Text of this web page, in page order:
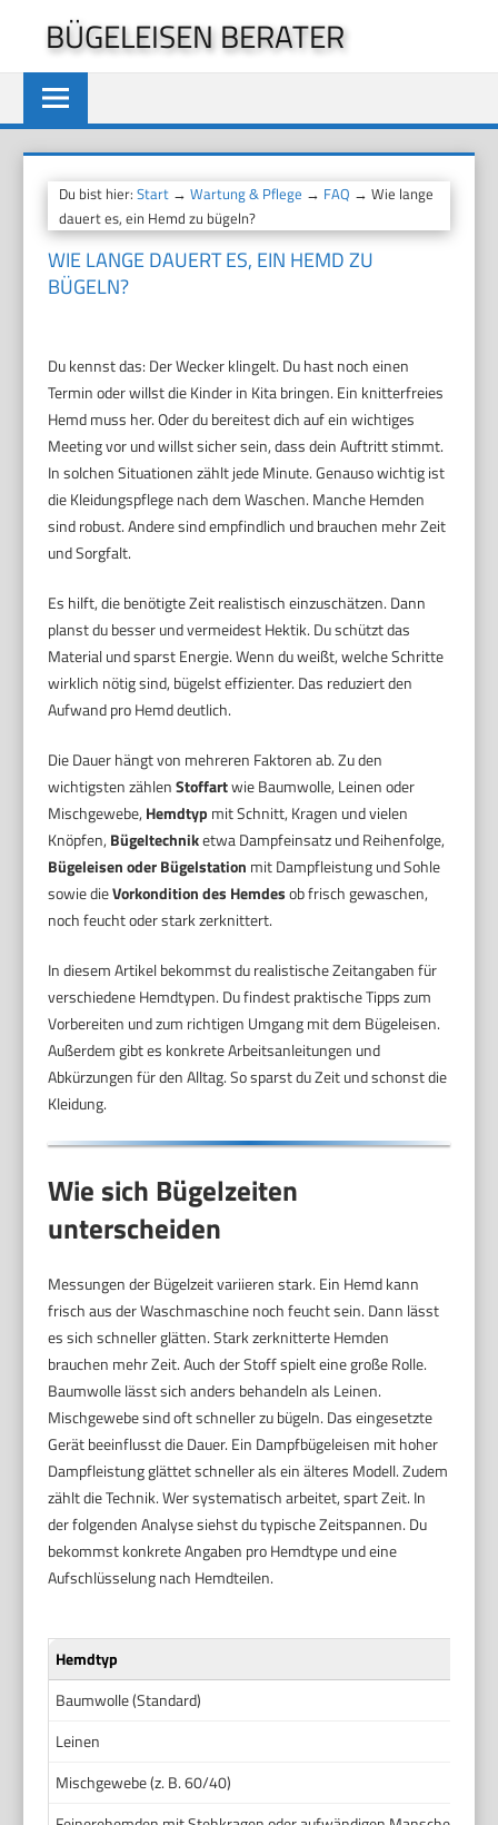
springen
BÜGELEISEN BERATER
Du bist hier:Start →Wartung & Pflege → FAQ → Wie lange
dauert es, ein Hemd zu bügeln?
WIE LANGE DAUERT ES, EIN HEMD ZU
BÜGELN?
Du kennst das: Der Wecker klingelt. Du hast noch einen
Termin oder willst die Kinder in Kita bringen. Ein knitterfreies
Hemd muss her. Oder du bereitest dich auf ein wichtiges
Meeting vor und willst sicher sein, dass dein Auftritt stimmt.
In solchen Situationen zählt jede Minute. Genauso wichtig ist
die Kleidungspflege nach dem Waschen. Manche Hemden
sind robust. Andere sind empfindlich und brauchen mehr Zeit
und Sorgfalt.
Es hilft, die benötigte Zeit realistisch einzuschätzen. Dann
planst du besser und vermeidest Hektik. Du schützt das
Material und sparst Energie. Wenn du weißt, welche Schritte
wirklich nötig sind, bügelst effizienter. Das reduziert den
Aufwand pro Hemd deutlich.
Die Dauer hängt von mehreren Faktoren ab. Zu den
wichtigsten zählenStoffartwie Baumwolle, Leinen oder
Mischgewebe, Hemdtyp mit Schnitt, Kragen und vielen
Knöpfen, Bügeltechniketwa Dampfeinsatz und Reihenfolge,
Bügeleisen oder Bügelstation mit Dampfleistung und Sohle
sowie dieVorkondition des Hemdesob frisch gewaschen,
noch feucht oder stark zerknittert.
In diesem Artikel bekommst du realistische Zeitangaben für
verschiedene Hemdtypen. Du findest praktische Tipps zum
Vorbereiten und zum richtigen Umgang mit dem Bügeleisen.
Außerdem gibt es konkrete Arbeitsanleitungen und
Abkürzungen für den Alltag. So sparst du Zeit und schonst die
Kleidung.
Wie sich Bügelzeiten
unterscheiden
Messungen der Bügelzeit variieren stark. Ein Hemd kann
frisch aus der Waschmaschine noch feucht sein. Dann lässt
es sich schneller glätten. Stark zerknitterte Hemden
brauchen mehr Zeit. Auch der Stoff spielt eine große Rolle.
Baumwolle lässt sich anders behandeln als Leinen.
Mischgewebe sind oft schneller zu bügeln. Das eingesetzte
Gerät beeinflusst die Dauer. Ein Dampfbügeleisen mit hoher
Dampfleistung glättet schneller als ein älteres Modell. Zudem
zählt die Technik. Wer systematisch arbeitet, spart Zeit. In
der folgenden Analyse siehst du typische Zeitspannen. Du
bekommst konkrete Angaben pro Hemdtype und eine
Aufschlüsselung nach Hemdteilen.
Hemdtyp
Baumwolle (Standard)
Leinen
Mischgewebe (z. B. 60/40)